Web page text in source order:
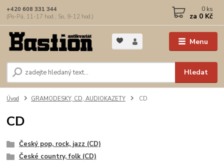
Menu
Hledat
+420 608 331 344
(Po-Pá, 11-17 hod.; So, 9-12 hod.)
0 ks
za 0 Kč
Úvod GRAMODESKY, CD, AUDIOKAZETY CD
CD
Český pop, rock, jazz (CD)
České country, folk (CD)